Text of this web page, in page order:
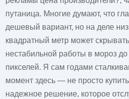
путаница. Многие думают, что
дешевый вариант, но на деле
квадратный метр может
нестабильной работы в мороз
пикселей. Я сам годами
момент здесь — не просто
надежное решение, которое